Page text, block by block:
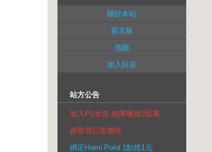
關於本站
留言板
地圖
加入好友
站方公告
加入PS女孩 組隊瘋搶2百萬
超取登記送咖啡
綁定Hami Point 1點抵1元